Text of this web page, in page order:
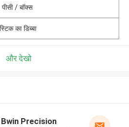
/ बॉक्स
का डिब्बा
और देखो
Bwin Precision